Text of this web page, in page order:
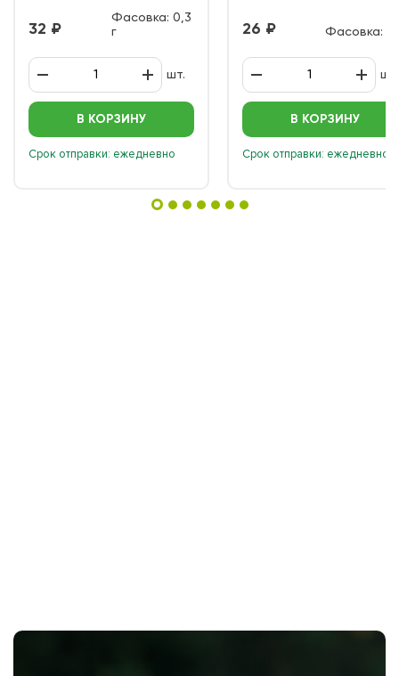
32
Фасовка: 0,3
г
шт.
В КОРЗИНУ
Срок отправки: ежедневно
26 Фасовка: 5
шт.
В КОРЗИНУ
Срок отправки: ежедневно